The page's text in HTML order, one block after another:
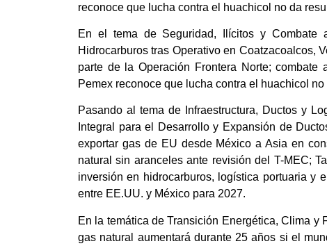
reconoce que lucha contra el huachicol no da
En el tema de Seguridad, Ilícitos y
Hidrocarburos tras Operativo en Coatzacoalcos,
parte de la Operación Frontera Norte; combate
Pemex reconoce que lucha contra el huachicol
Pasando al tema de Infraestructura, Ductos y
Integral para el Desarrollo y Expansión de
exportar gas de EU desde México a Asia en
natural sin aranceles ante revisión del T-MEC;
inversión en hidrocarburos, logística portuaria y
entre EE.UU. y México para 2027.
En la temática de Transición Energética, Clima
gas natural aumentará durante 25 años si el